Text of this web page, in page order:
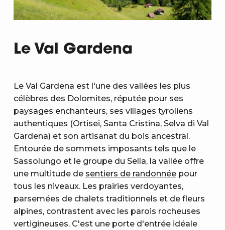
Le Val Gardena
Le Val Gardena est l'une des vallées les plus
célèbres des Dolomites, réputée pour ses
paysages enchanteurs, ses villages tyroliens
authentiques (Ortisei, Santa Cristina, Selva di Val
Gardena) et son artisanat du bois ancestral.
Entourée de sommets imposants tels que le
Sassolungo et le groupe du Sella, la vallée offre
une multitude de sentiers de randonnée pour
tous les niveaux. Les prairies verdoyantes,
parsemées de chalets traditionnels et de fleurs
alpines, contrastent avec les parois rocheuses
vertigineuses. C'est une porte d'entrée idéale